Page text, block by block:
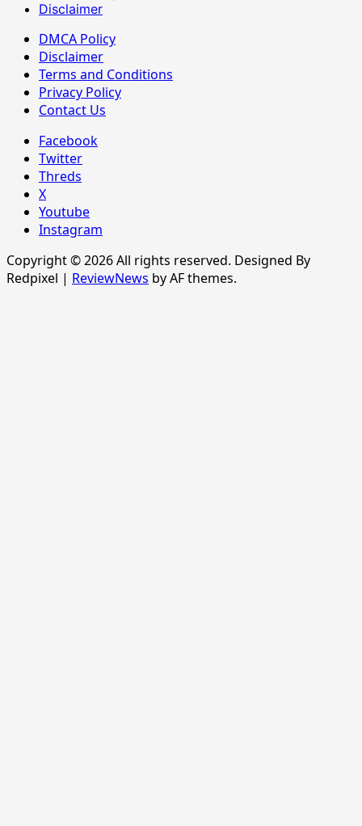
Disclaimer
DMCA Policy
Disclaimer
Terms and Conditions
Privacy Policy
Contact Us
Facebook
Twitter
Threds
X
Youtube
Instagram
Copyright © 2026 All rights reserved. Designed By
Redpixel | ReviewNews by AF themes.